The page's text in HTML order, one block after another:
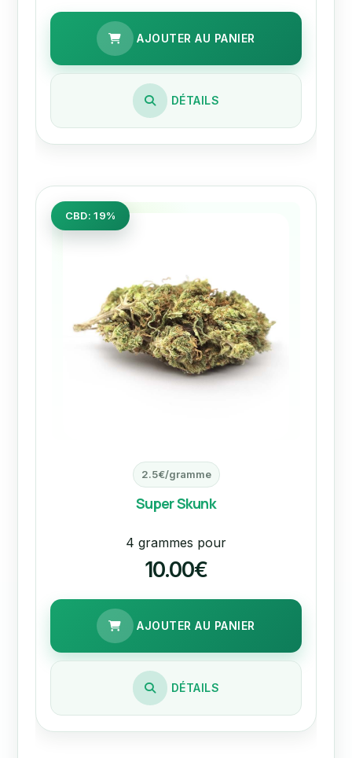
AJOUTER AU PANIER
DÉTAILS
CBD: 19%
2.5€/gramme
Super Skunk
4 grammes pour
10.00€
AJOUTER AU PANIER
DÉTAILS